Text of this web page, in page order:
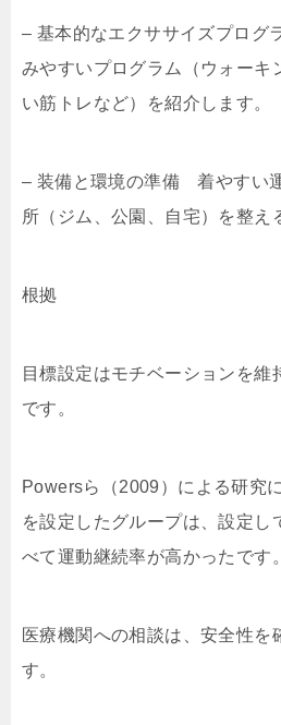
– 基本的なエクササイズプロ
みやすいプログラム（ウォーキ
い筋トレなど）を紹介します。
– 装備と環境の準備 着やすい
所（ジム、公園、自宅）を整え
根拠
目標設定はモチベーションを維
です。
Powersら（2009）による研究
を設定したグループは、設定し
べて運動継続率が高かったです。
医療機関への相談は、安全性を
す。